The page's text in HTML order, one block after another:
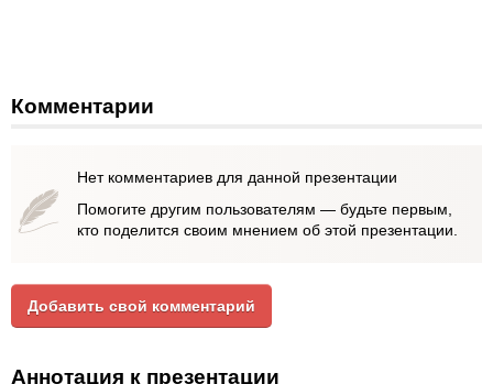
Комментарии
Нет комментариев для данной презентации
Помогите другим пользователям — будьте первым,
кто поделится своим мнением об этой презентации.
Добавить свой комментарий
Аннотация к презентации